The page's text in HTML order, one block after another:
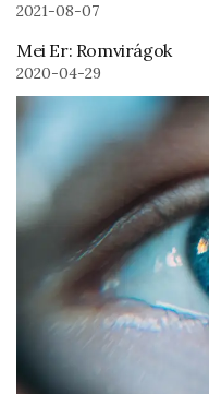
2021-08-07
Mei Er: Romvirágok
2020-04-29